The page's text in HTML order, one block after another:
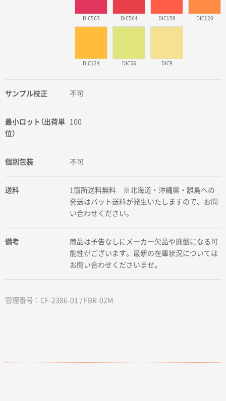
DIC563 DIC564 DIC159 DIC120
DIC124 DIC58 DIC9
サンプル校正 不可
最小ロット（出荷単
位）
100
個別包装 不可
送料
1箇所送料無料 ※北海道・沖縄県・離島への
発送はバット送料が発生いたしますので、お問
い合わせください。
備考
商品は予告なしにメーカー欠品や廃盤になる可
能性がございます。最新の在庫状況については
お問い合わせくださいませ。
管理番号：CF-2386-01 / FBR-02M